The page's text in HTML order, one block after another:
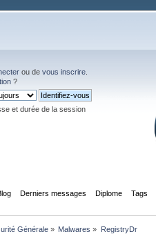
ou de vous inscrire
?
et durée de la session
Derniers messages Diplome Tags
Générale» Malwares » RegistryDr